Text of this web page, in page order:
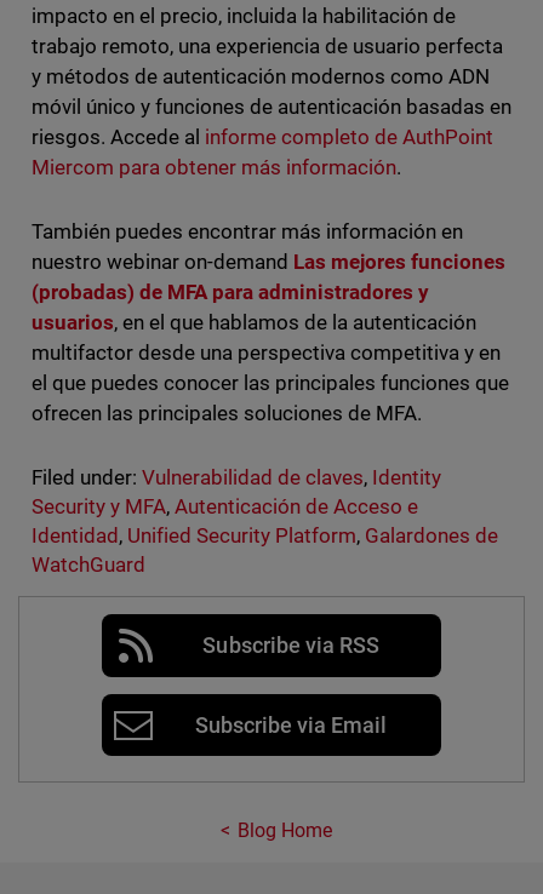
impacto en el precio, incluida la habilitación de
trabajo remoto, una experiencia de usuario perfecta
y métodos de autenticación modernos como ADN
móvil único y funciones de autenticación basadas en
riesgos. Accede al informe completo de AuthPoint
Miercom para obtener más información.
También puedes encontrar más información en
nuestro webinar on-demand Las mejores funciones
(probadas) de MFA para administradores y
usuarios, en el que hablamos de la autenticación
multifactor desde una perspectiva competitiva y en
el que puedes conocer las principales funciones que
ofrecen las principales soluciones de MFA.
Filed under: Vulnerabilidad de claves, Identity
Security y MFA, Autenticación de Acceso e
Identidad , Unified Security Platform, Galardones de
WatchGuard
Subscribe via RSS
Subscribe via Email
Blog Home